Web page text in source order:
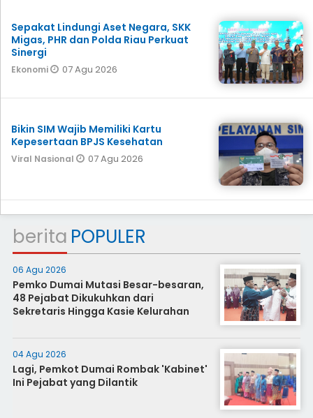
Sepakat Lindungi Aset Negara, SKK
Migas, PHR dan Polda Riau Perkuat
Sinergi
Ekonomi 07 Agu 2026
Bikin SIM Wajib Memiliki Kartu
Kepesertaan BPJS Kesehatan
Viral Nasional 07 Agu 2026
berita POPULER
06 Agu 2026
Pemko Dumai Mutasi Besar-besaran,
48 Pejabat Dikukuhkan dari
Sekretaris Hingga Kasie Kelurahan
04 Agu 2026
Lagi, Pemkot Dumai Rombak 'Kabinet'
Ini Pejabat yang Dilantik